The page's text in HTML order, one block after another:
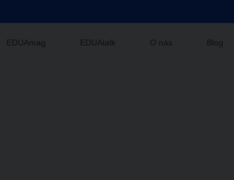
EDUAmag EDUAtalk O nás Blog